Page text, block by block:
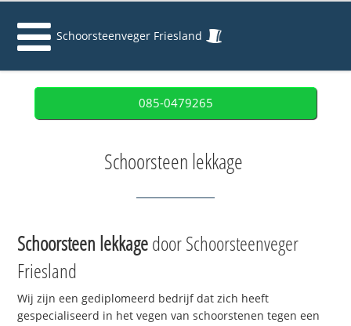
Schoorsteenveger Friesland
085-0479265
Schoorsteen lekkage
Schoorsteen lekkagedoor Schoorsteenveger
Friesland
Wij zijn een gediplomeerd bedrijf dat zich heeft
gespecialiseerd in het vegen van schoorstenen tegen een